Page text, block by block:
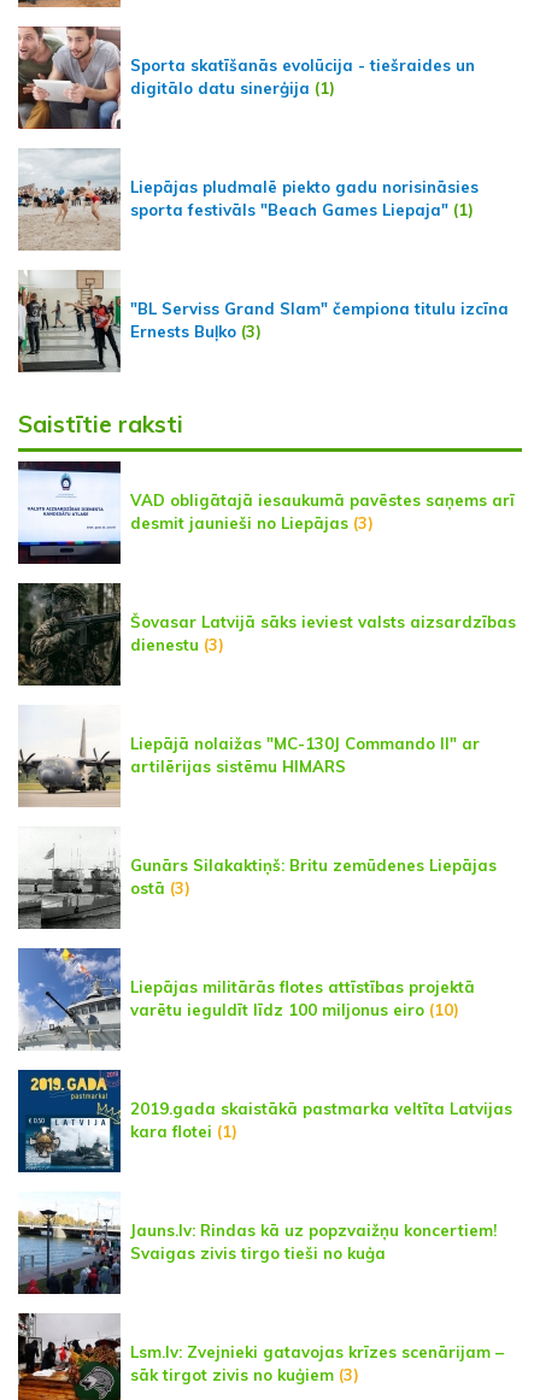
Sporta skatīšanās evolūcija - tiešraides un
digitālo datu sinerģija (1)
Liepājas pludmalē piekto gadu norisināsies
sporta festivāls "Beach Games Liepaja" (1)
"BL Serviss Grand Slam" čempiona titulu izcīna
Ernests Buļko (3)
Saistītie raksti
VAD obligātajā iesaukumā pavēstes saņems arī
desmit jaunieši no Liepājas (3)
Šovasar Latvijā sāks ieviest valsts aizsardzības
dienestu (3)
Liepājā nolaižas "MC-130J Commando II" ar
artilērijas sistēmu HIMARS
Gunārs Silakaktiņš: Britu zemūdenes Liepājas
ostā (3)
Liepājas militārās flotes attīstības projektā
varētu ieguldīt līdz 100 miljonus eiro (10)
2019.gada skaistākā pastmarka veltīta Latvijas
kara flotei (1)
Jauns.lv: Rindas kā uz popzvaižņu koncertiem!
Svaigas zivis tirgo tieši no kuģa
Lsm.lv: Zvejnieki gatavojas krīzes scenārijam –
sāk tirgot zivis no kuģiem (3)